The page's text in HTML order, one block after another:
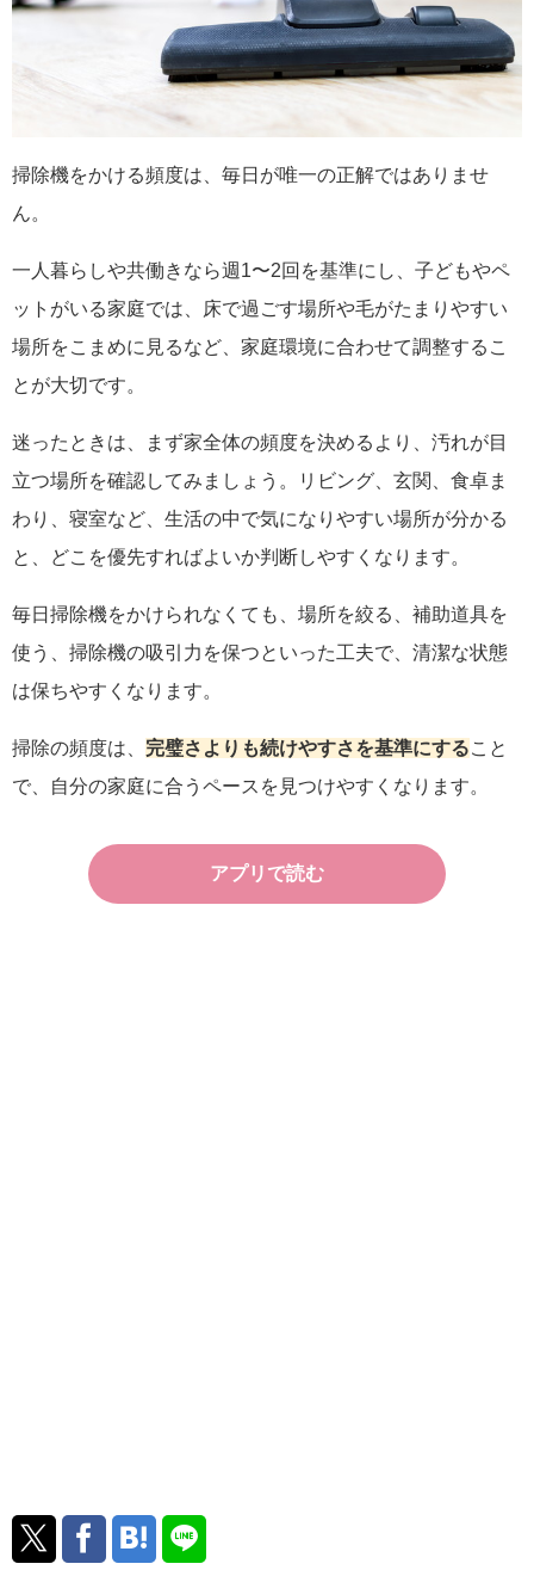
掃除機をかける頻度は、毎日が唯一の正解ではありませ
ん。
一人暮らしや共働きなら週1〜2回を基準にし、子どもやペ
ットがいる家庭では、床で過ごす場所や毛がたまりやすい
場所をこまめに見るなど、家庭環境に合わせて調整するこ
とが大切です。
迷ったときは、まず家全体の頻度を決めるより、汚れが目
立つ場所を確認してみましょう。リビング、玄関、食卓ま
わり、寝室など、生活の中で気になりやすい場所が分かる
と、どこを優先すればよいか判断しやすくなります。
毎日掃除機をかけられなくても、場所を絞る、補助道具を
使う、掃除機の吸引力を保つといった工夫で、清潔な状態
は保ちやすくなります。
掃除の頻度は、 完璧さよりも続けやすさを基準にすること
で、自分の家庭に合うペースを見つけやすくなります。
アプリで読む